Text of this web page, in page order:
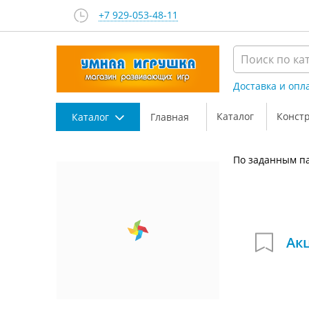
+7 929-053-48-11
Доставка и
Каталог Главная Каталог
По заданным